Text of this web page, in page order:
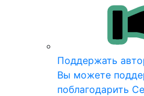
Поддержать
Вы можете
поблагодарить